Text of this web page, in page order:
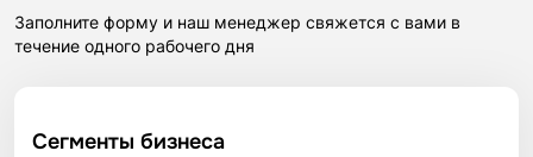
Заполните форму и наш менеджер свяжется с вами в
течение одного рабочего дня
Сегменты бизнеса